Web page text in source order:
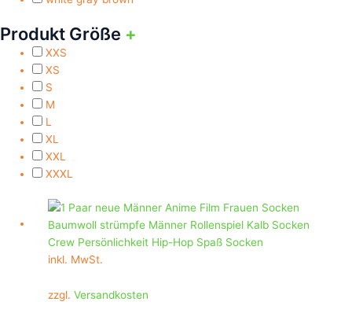
Produkt Größe +
XXS
XS
S
M
L
XL
XXL
XXXL
inkl. MwSt.
zzgl.Versandkosten
Dieses
Produkt
weist
mehrere
auf.